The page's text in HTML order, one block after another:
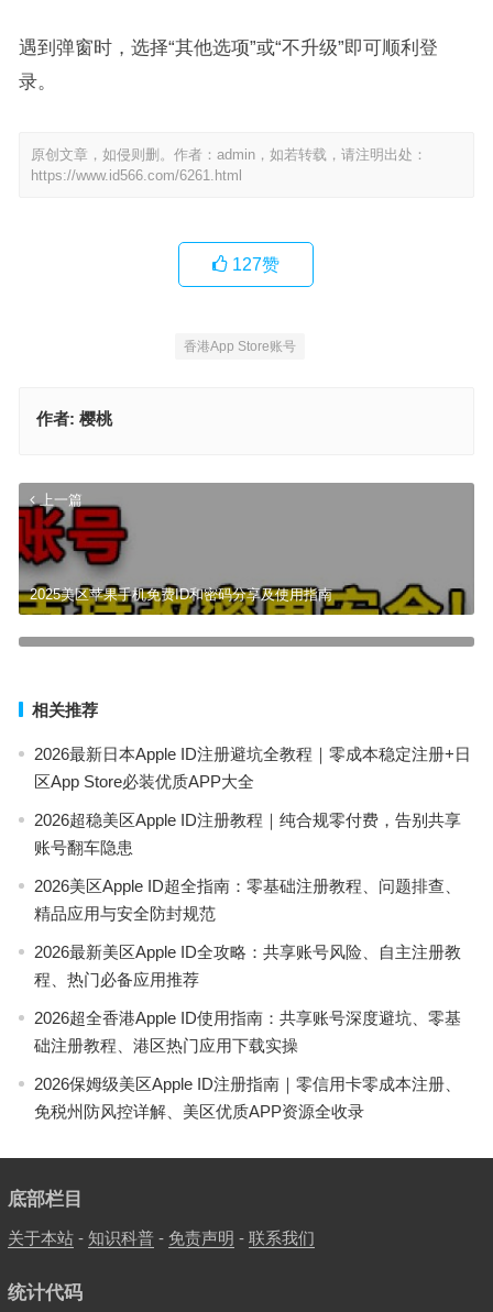
遇到弹窗时，选择“其他选项”或“不升级”即可顺利登
录。
原创文章，如侵则删。作者：admin，如若转载，请注明出处：
https://www.id566.com/6261.html
127赞
香港App Store账号
作者: 樱桃
上一篇
2025美区苹果手机免费ID和密码分享及使用指南
相关推荐
2026最新日本Apple ID注册避坑全教程｜零成本稳定注册+日
区App Store必装优质APP大全
2026超稳美区Apple ID注册教程｜纯合规零付费，告别共享
账号翻车隐患
2026美区Apple ID超全指南：零基础注册教程、问题排查、
精品应用与安全防封规范
2026最新美区Apple ID全攻略：共享账号风险、自主注册教
程、热门必备应用推荐
2026超全香港Apple ID使用指南：共享账号深度避坑、零基
础注册教程、港区热门应用下载实操
2026保姆级美区Apple ID注册指南｜零信用卡零成本注册、
免税州防风控详解、美区优质APP资源全收录
底部栏目
关于本站- 知识科普- 免责声明 - 联系我们
统计代码